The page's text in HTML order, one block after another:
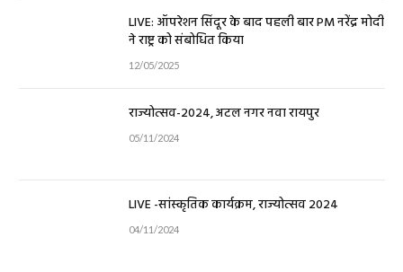
LIVE: ऑपरेशन सिंदूर के बाद पहली बार PM नरेंद्र मोदी
ने राष्ट्र को संबोधित किया
12/05/2025
राज्योत्सव-2024, अटल नगर नवा रायपुर
05/11/2024
LIVE -सांस्कृतिक कार्यक्रम, राज्योत्सव 2024
04/11/2024